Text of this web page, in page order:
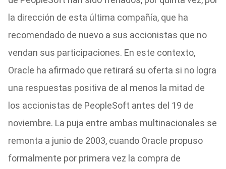
la dirección de esta última compañía, que ha
recomendado de nuevo a sus accionistas que no
vendan sus participaciones. En este contexto,
Oracle ha afirmado que retirará su oferta si no logra
una respuestas positiva de al menos la mitad de
los accionistas de PeopleSoft antes del 19 de
noviembre. La puja entre ambas multinacionales se
remonta a junio de 2003, cuando Oracle propuso
formalmente por primera vez la compra de